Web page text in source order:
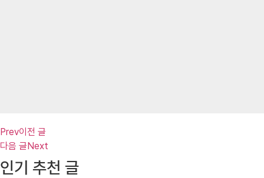
Prev이전 글
다음 글Next
인기 추천 글